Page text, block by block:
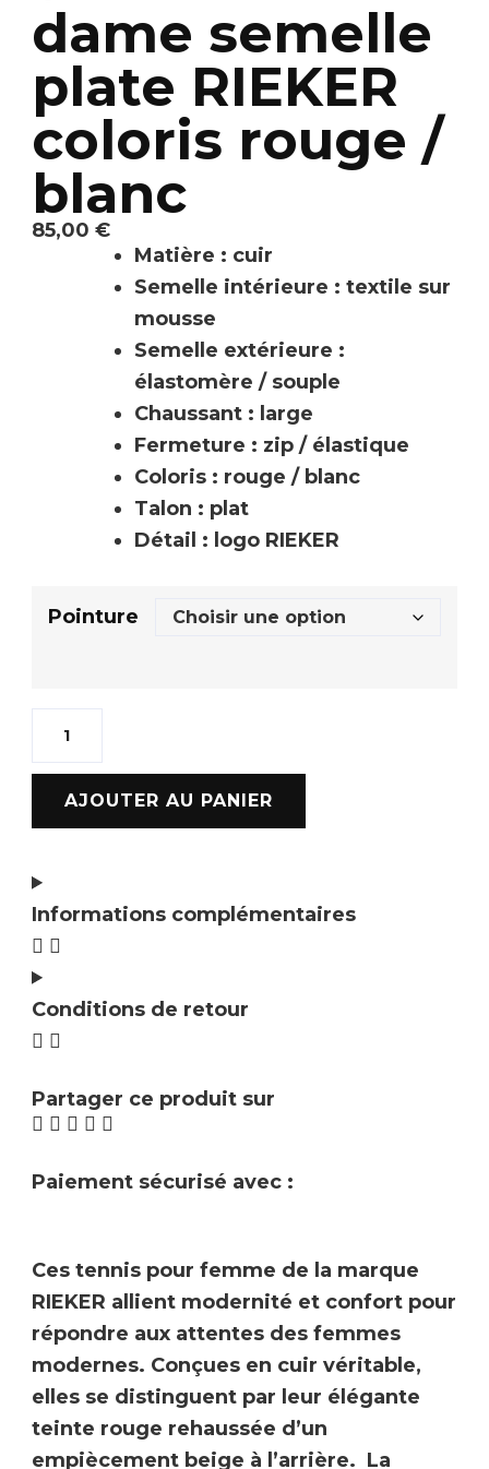
dame semelle
plate RIEKER
coloris rouge /
blanc
85,00 €
Matière : cuir
Semelle intérieure : textile sur
mousse
Semelle extérieure :
élastomère / souple
Chaussant : large
Fermeture : zip / élastique
Coloris : rouge / blanc
Talon : plat
Détail : logo RIEKER
Pointure
AJOUTER AU PANIER
Informations complémentaires
Conditions de retour
Partager ce produit sur
Paiement sécurisé avec :
Ces tennis pour femme de la marque
RIEKER allient modernité et confort pour
répondre aux attentes des femmes
modernes. Conçues en cuir véritable,
elles se distinguent par leur élégante
teinte rouge rehaussée d’un
empiècement beige à l’arrière. La